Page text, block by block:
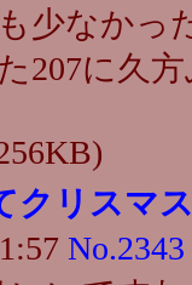
少なかっ
207に久
クリスマ
No.2343